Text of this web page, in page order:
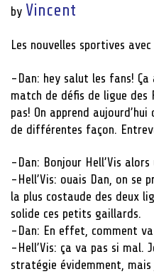
by Vincent
Les nouvelles sportives avec
-Dan: hey salut les fans! Ça
match de défis de ligue des
pas! On apprend
de différentes façon.
-Dan: Bonjour Hell’Vis
-Hell’Vis: ouais Dan, on se
la plus costaude des deux
solide ces petits gaillards.
-Dan: En effet, comment
-Hell’Vis: ça va pas si mal.
stratégie évidemment,